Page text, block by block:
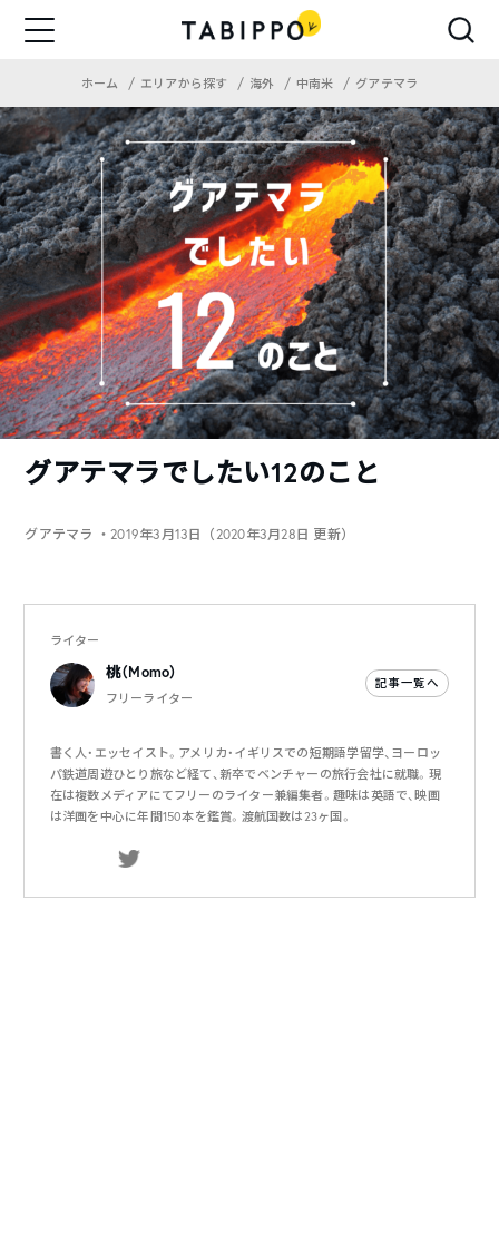
ホーム エリアから探す 海外 中南米 グアテマラ
グアテマラでしたい12のこと
グアテマラ ・2019年3月13日（2020年3月28日 更新）
ライター
桃（Momo）
フリーライター
記事一覧へ
書く人・エッセイスト。アメリカ・イギリスでの短期語学留学、ヨーロッ
パ鉄道周遊ひとり旅など経て、新卒でベンチャーの旅行会社に就職。現
在は複数メディアにてフリーのライター兼編集者。趣味は英語で、映画
は洋画を中心に年間150本を鑑賞。渡航国数は23ヶ国。